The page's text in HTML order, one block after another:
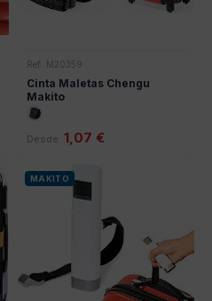
Ref: M20359
Cinta Maletas Chengu
Makito
Desde 1,07 €
MAKITO